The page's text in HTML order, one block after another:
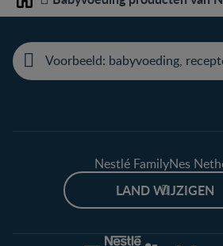
Home
Nestlé FamilyNes
LAND WIJZIGEN